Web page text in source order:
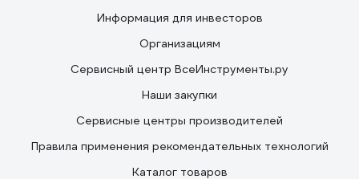
Информация для инвесторов
Организациям
Сервисный центр ВсеИнструменты.ру
Наши закупки
Сервисные центры производителей
Правила применения рекомендательных технологий
Каталог товаров